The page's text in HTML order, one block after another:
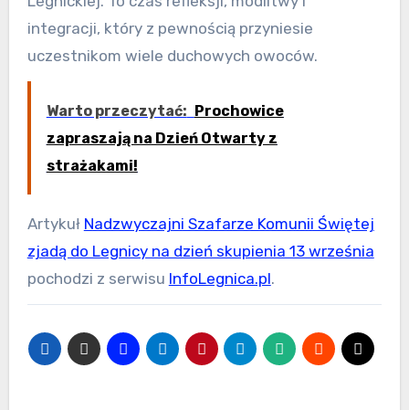
integracji, który z pewnością przyniesie
uczestnikom wiele duchowych owoców.
Warto przeczytać: Prochowice
zapraszają na Dzień Otwarty z
strażakami!
Artykuł Nadzwyczajni Szafarze Komunii Świętej
zjadą do Legnicy na dzień skupienia 13 września
pochodzi z serwisu InfoLegnica.pl.